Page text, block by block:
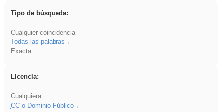
Tipo de búsqueda:
Cualquier coincidencia
Todas las palabras
Exacta
Licencia:
Cualquiera
CCo Dominio Público